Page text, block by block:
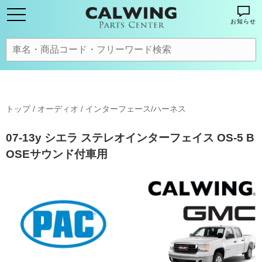
お知らせ
トップ/ オーディオ / インターフェース/ハーネス
07-13y シエラ ステレオインターフェイス OS-5 B
OSEサウンド付車用